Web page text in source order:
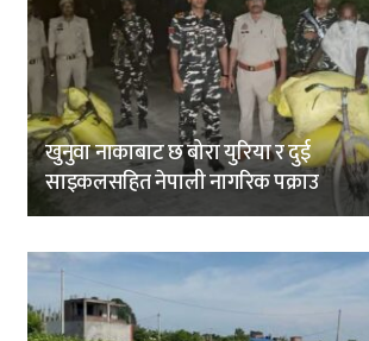
खुनुवा नाकाबाट छ बोरा युरिया र दुई
साइकलसहित नेपाली नागरिक पक्राउ